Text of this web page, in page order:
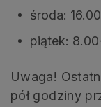
środa:
piątek:
Uwaga!
pół godziny